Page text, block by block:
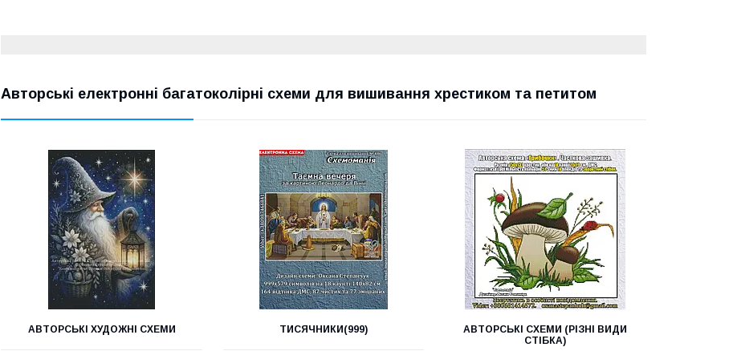
Авторські електронні багатоколірні схеми для вишивання хрестиком та петитом
АВТОРСЬКІ ХУДОЖНІ СХЕМИ ТИСЯЧНИКИ(999)
АВТОРСЬКІ СХЕМИ (РІЗНІ ВИДИ
СТІБКА)